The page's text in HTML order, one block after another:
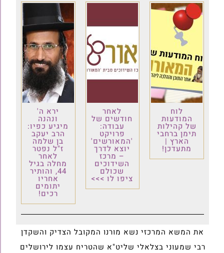
לוח
המודעות
של קהילות
תימן ברחבי
הארץ |
מתעדכן!
לאחר
חודשים של
עבודה:
פרויקט
'המאורשים'
יוצא לדרך
– מרכז
השידוכים
שכולם
ציפו לו >>>
ירא ה'
ונהנה
מיגיע כפיו:
הרב יעקב
בן שלמה
ז"ל נפטר
לאחר
מחלה בגיל
44, והותיר
אחריו
יתומים
רכים!
את המשא המרכזי נשא מורנו המקובל הצדיק והשקדן
רבי שמעוני בצלאלי שליט"א שהטריח עצמו לירושלים